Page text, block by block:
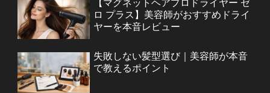
【マグネットヘアプロドライヤー ゼ
ロ プラス】美容師がおすすめドライ
ヤーを本音レビュー
失敗しない髪型選び｜美容師が本音
で教えるポイント